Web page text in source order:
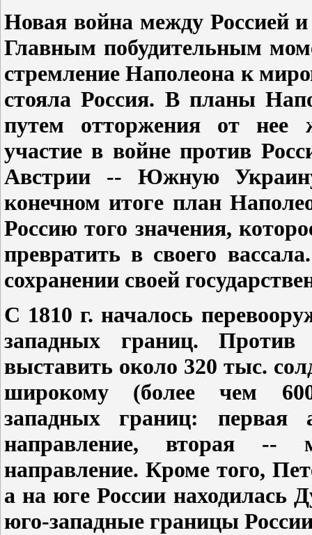
Новая война между Россией
Главным побудительным
стремление Наполеона к
стояла Россия. В планы
путем отторжения от нее
участие в войне против
Австрии -- Южную
конечном итоге план
Россию того значения,
превратить в своего
сохранении своей
С 1810 г. началось
западных границ.
выставить около 320 тыс.
широкому (более чем
западных границ: первая
направление, вторая --
направление. Кроме того,
а на юге России находилась
юго-западные границы